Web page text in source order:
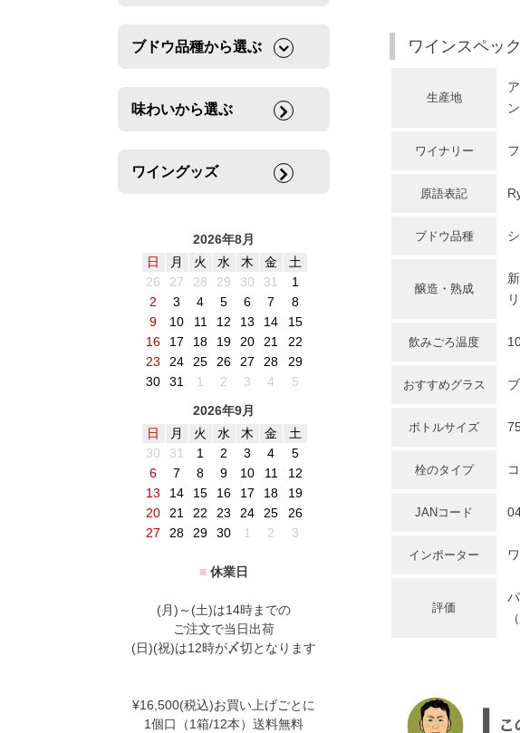
ブドウ品種から選ぶ
味わいから選ぶ
ワイングッズ
2026年8月
日
月 火 水 木 金
土
26
27 28 29 30 31
1
2
3 4 5 6 7
8
9
10 11 12 13 14
15
16
17 18 19 20 21
22
23
24 25 26 27 28
29
30
31 1 2 3 4
5
2026年9月
日
月 火 水 木 金
土
30
31 1 2 3 4
5
6
7 8 9 10 11
12
13
14 15 16 17 18
19
20
21 22 23 24 25
26
27
28 29 30 1 2 3
■ 休業日
(月)～(土)は14時までの
ご注文で当日出荷
(日)(祝)は12時が〆切となります
¥16,500(税込)お買い上げごとに
1個口（1箱/12本）送料無料
ワインスペック
生産地
ワイナリー
原語表記
ブドウ品種
醸造・熟成
飲みごろ温度
おすすめグラス
ボトルサイズ
栓のタイプ
JANコード
インポーター
評価